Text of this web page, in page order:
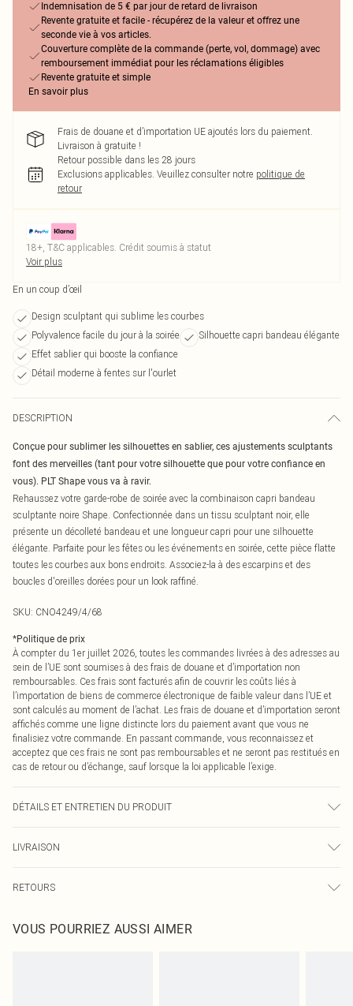
Indemnisation de 5 € par jour de retard de livraison
Revente gratuite et facile - récupérez de la valeur et offrez une
seconde vie à vos articles.
Couverture complète de la commande (perte, vol, dommage) avec
remboursement immédiat pour les réclamations éligibles
Revente gratuite et simple
En savoir plus
Frais de douane et d’importation UE ajoutés lors du paiement.
Livraison à gratuite !
Retour possible dans les 28 jours
Exclusions applicables. Veuillez consulter notre politique de
retour
18+, T&C applicables. Crédit soumis à statut
Voir plus
En un coup d’œil
Design sculptant qui sublime les courbes
Polyvalence facile du jour à la soirée
Silhouette capri bandeau élégante
Effet sablier qui booste la confiance
Détail moderne à fentes sur l'ourlet
DESCRIPTION
Conçue pour sublimer les silhouettes en sablier, ces ajustements sculptants
font des merveilles (tant pour votre silhouette que pour votre confiance en
vous). PLT Shape vous va à ravir.
Rehaussez votre garde-robe de soirée avec la combinaison capri bandeau
sculptante noire Shape. Confectionnée dans un tissu sculptant noir, elle
présente un décolleté bandeau et une longueur capri pour une silhouette
élégante. Parfaite pour les fêtes ou les événements en soirée, cette pièce flatte
toutes les courbes aux bons endroits. Associez-la à des escarpins et des
boucles d'oreilles dorées pour un look raffiné.
SKU: CNO4249/4/68
*Politique de prix
À compter du 1er juillet 2026, toutes les commandes livrées à des adresses au
sein de l’UE sont soumises à des frais de douane et d’importation non
remboursables. Ces frais sont facturés afin de couvrir les coûts liés à
l’importation de biens de commerce électronique de faible valeur dans l’UE et
sont calculés au moment de l’achat. Les frais de douane et d’importation seront
affichés comme une ligne distincte lors du paiement avant que vous ne
finalisiez votre commande. En passant commande, vous reconnaissez et
acceptez que ces frais ne sont pas remboursables et ne seront pas restitués en
cas de retour ou d’échange, sauf lorsque la loi applicable l’exige.
DÉTAILS ET ENTRETIEN DU PRODUIT
des transferts de couleur peuvent se produire.
LIVRAISON
Livraison express France
Jusqu'à 2-3 jours ouvrables
RETOURS
pour nous retourner un article.
VOUS POURRIEZ AUSSI AIMER